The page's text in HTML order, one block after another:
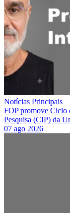
Notícias Principais
FOP promove Ciclo
Pesquisa (CIP) da
07 ago 2026